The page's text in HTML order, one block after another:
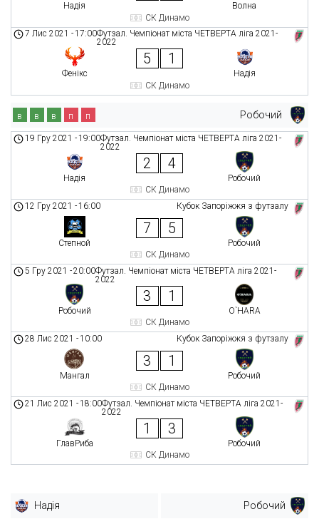
Надія
Волна
СК Динамо
Футзал. Чемпіонат міста ЧЕТВЕРТА ліга 2021-
2022
7 Лис 2021 -17:00
Фенікс
5 1
Надія
СК Динамо
Робочий
в в в п п
Футзал. Чемпіонат міста ЧЕТВЕРТА ліга 2021-
2022
19 Гру 2021 -19:00
Надія
2 4
Робочий
СК Динамо
Кубок Запоріжжя з футзалу
12 Гру 2021 -16:00
Степной
7 5
Робочий
СК Динамо
Футзал. Чемпіонат міста ЧЕТВЕРТА ліга 2021-
2022
5 Гру 2021 -20:00
Робочий
3 1
O`HARA
СК Динамо
Кубок Запоріжжя з футзалу
28 Лис 2021 -10:00
Мангал
3 1
Робочий
СК Динамо
Футзал. Чемпіонат міста ЧЕТВЕРТА ліга 2021-
2022
21 Лис 2021 -18:00
ГлавРиба
1 3
Робочий
СК Динамо
Надія Робочий